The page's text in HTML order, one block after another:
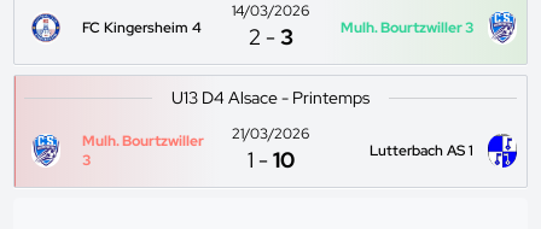
FC Kingersheim 4
14/03/2026
2 -3 Mulh. Bourtzwiller 3
U13 D4 Alsace - Printemps
Mulh. Bourtzwiller
3
21/03/2026
1 -10 Lutterbach AS 1